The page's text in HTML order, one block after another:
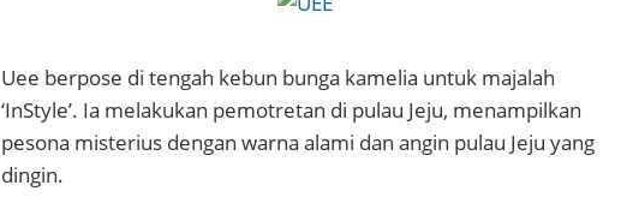
Uee berpose di tengah kebun bunga kamelia untuk majalah
‘InStyle’. Ia melakukan pemotretan di pulau Jeju, menampilkan
pesona misterius dengan warna alami dan angin pulau Jeju yang
dingin.